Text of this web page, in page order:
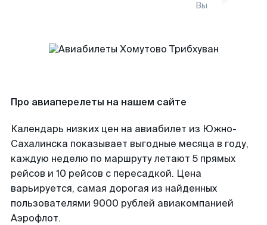
Вы
Про авиаперелеты на нашем сайте
Календарь низких цен на авиабилет из Южно-
Сахалинска показывает выгодные месяца в году,
каждую неделю по маршруту летают 5 прямых
рейсов и 10 рейсов с пересадкой. Цена
варьируется, самая дорогая из найденных
пользователями 9000 рублей авиакомпанией
Аэрофлот.